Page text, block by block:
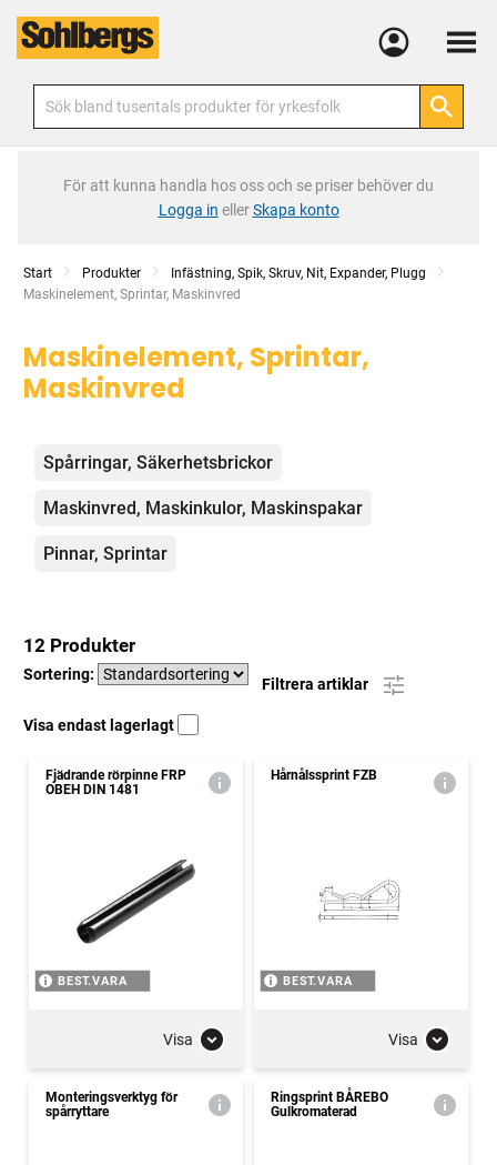
Meny
För att kunna handla hos oss och se priser behöver du
Logga in ellerSkapa konto
Start Produkter
Infästning, Spik, Skruv, Nit, Expander, Plugg
Current:
Maskinelement, Sprintar, Maskinvred
Maskinelement, Sprintar,
Maskinvred
Kategorier
Spårringar, Säkerhetsbrickor
Maskinvred, Maskinkulor, Maskinspakar
Pinnar, Sprintar
12 Produkter
Sortering:
Filtrera artiklar
Visa endast lagerlagt
Fjädrande rörpinne FRP
OBEH DIN 1481
BEST.VARA
Visa
Hårnålssprint FZB
BEST.VARA
Visa
Monteringsverktyg för
spårryttare
Ringsprint BÅREBO
Gulkromaterad